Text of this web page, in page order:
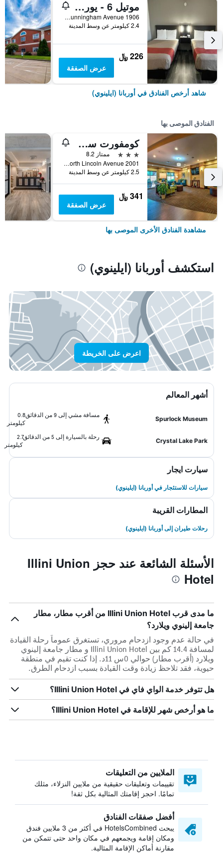
موتيل 6 - يوربانا
1906 North Cunningham Avenue, أوربانا (ايلينوي), IL, الولايات المتحدة الأميريكية
2.4 كيلومتر عن وسط المدينة
226 ﷼
عرض الصفقة
شاهد أرخص الفنادق في أوربانا (ايلينوي)
الفنادق الموصى بها
كومفورت سويتس أوربانا شامبين، يونيفيرستي
3 نجوم
ممتاز 8.2
2001 North Lincoln Avenue, أوربانا (ايلينوي), IL, الولايات المتحدة الأميريكية
2.5 كيلومتر عن وسط المدينة
341 ﷼
عرض الصفقة
مشاهدة الفنادق الأخرى الموصى بها
استكشف أوربانا (ايلينوي)
اعرض على الخريطة
أشهر المعالم
Spurlock Museum
مسافة مشي إلى 9 من الدقائق
0.8
كيلومتر
Crystal Lake Park
رحلة بالسيارة إلى 5 من الدقائق
2.7
كيلومتر
سيارت ايجار
سيارات للاستئجار في أوربانا (ايلينوي)
المطارات القريبة
رحلات طيران إلى أوربانا (ايلينوي)
الأسئلة الشائعة عند حجز Illini Union
Hotel
ما مدى قرب Illini Union Hotel من أقرب مطار، مطار
جامعة إلينوي ويلارد؟
في حالة عدم وجود ازدحام مروري، تستغرق عموماً رحلة القيادة
لمسافة 14.4 كم بين Illini Union Hotel و مطار جامعة إلينوي
ويلارد (أقرب مطار) حوالي 0س 11د. إذا كنت تقيم في منطقة
حيوية، فقد تلاحظ زيادة وقت القيادة بسبب ازدحام الطرق.
هل تتوفر خدمة الواي فاي في Illini Union Hotel؟
ما هو أرخص شهر للإقامة في Illini Union Hotel؟
الملايين من التعليقات
تقييمات وتعليقات حقيقية من ملايين النزلاء، مثلك
تمامًا. احجز إقامتك المثالية بكل ثقة!
أفضل صفقات الفنادق
يبحث HotelsCombined في أكثر من 3 ملايين فندق
ومكان إقامة ويجمعهم في مكان واحد حتى تتمكن من
مقارنة أماكن الإقامة المثالية.